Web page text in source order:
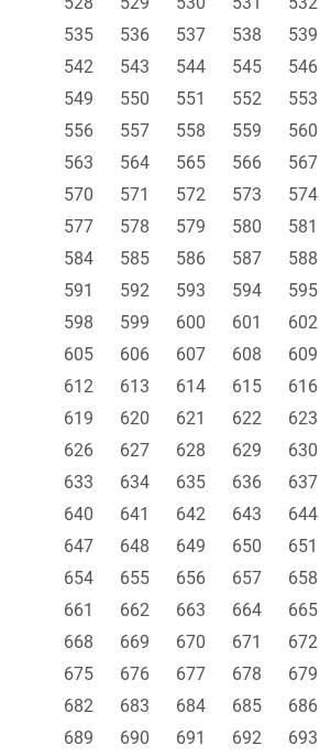
535
536 537 538 539
542
543 544 545 546
549
550 551 552 553
556
557 558 559 560
563
564 565 566 567
570
571 572 573 574
577
578 579 580 581
584
585 586 587 588
591
592 593 594 595
598
599 600 601 602
605
606 607 608 609
612
613 614 615 616
619
620 621 622 623
626
627 628 629 630
633
634 635 636 637
640
641 642 643 644
647
648 649 650 651
654
655 656 657 658
661
662 663 664 665
668
669 670 671 672
675
676 677 678 679
682
683 684 685 686
689
690 691 692 693